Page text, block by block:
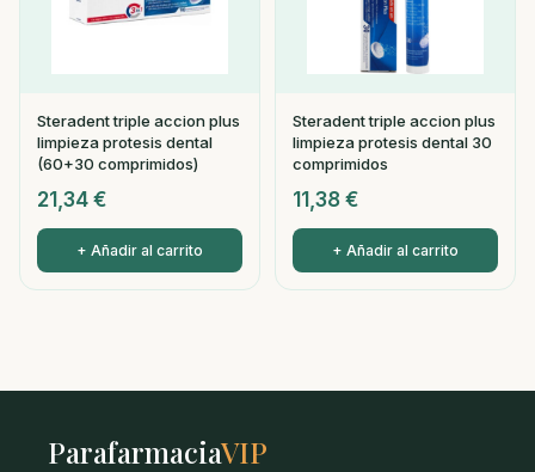
Steradent triple accion plus
limpieza protesis dental
(60+30 comprimidos)
21,34 €
+ Añadir al carrito
Steradent triple accion plus
limpieza protesis dental 30
comprimidos
11,38 €
+ Añadir al carrito
ParafarmaciaVIP